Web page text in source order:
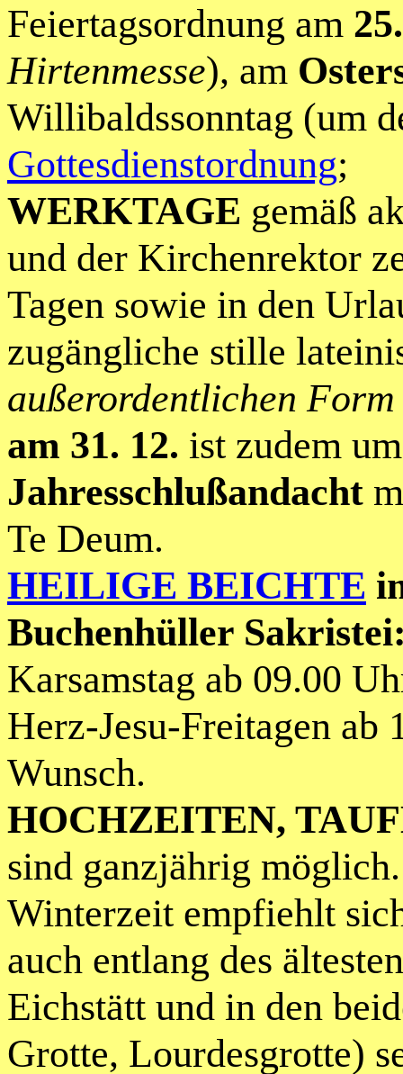
Feiertagsordnung am
Hirtenmesse), am
Willibaldssonntag (um
Gottesdienstordnung;
WERKTAGE gemäß
und der Kirchenrektor
Tagen sowie in den
zugängliche stille
außerordentlichen Form
am 31. 12. ist zudem
Jahresschlußandacht
Te Deum.
HEILIGE BEICHTE
Buchenhüller
Karsamstag ab 09.00
Herz-Jesu-Freitagen
Wunsch.
HOCHZEITEN,
sind ganzjährig
Winterzeit empfiehlt
auch entlang des
Eichstätt und in den
Grotte, Lourdesgrotte)